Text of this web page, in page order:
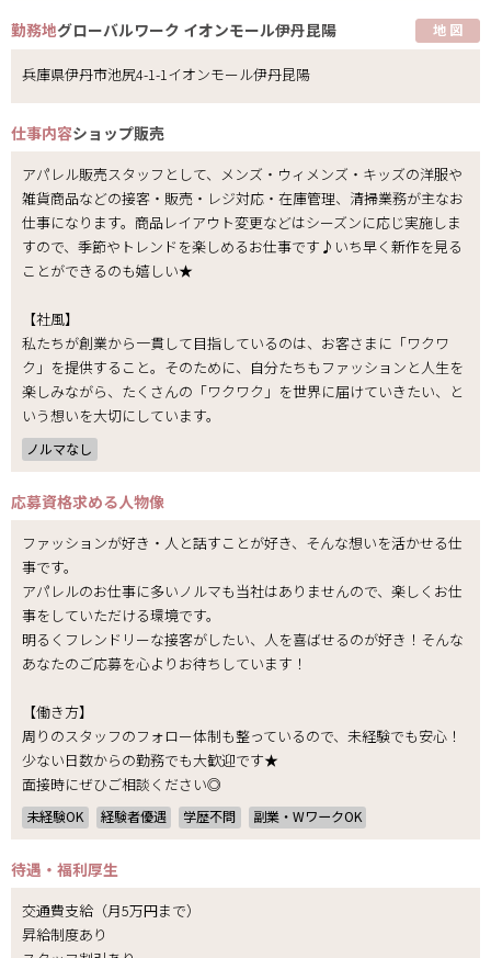
勤務地グローバルワーク イオンモール伊丹昆陽 地 図
兵庫県伊丹市池尻4-1-1イオンモール伊丹昆陽
仕事内容ショップ販売
アパレル販売スタッフとして、メンズ・ウィメンズ・キッズの洋服や
雑貨商品などの接客・販売・レジ対応・在庫管理、清掃業務が主なお
仕事になります。商品レイアウト変更などはシーズンに応じ実施しま
すので、季節やトレンドを楽しめるお仕事です♪いち早く新作を見る
ことができるのも嬉しい★
【社風】
私たちが創業から一貫して目指しているのは、お客さまに「ワクワ
ク」を提供すること。そのために、自分たちもファッションと人生を
楽しみながら、たくさんの「ワクワク」を世界に届けていきたい、と
いう想いを大切にしています。
ノルマなし
応募資格求める人物像
ファッションが好き・人と話すことが好き、そんな想いを活かせる仕
事です。
アパレルのお仕事に多いノルマも当社はありませんので、楽しくお仕
事をしていただける環境です。
明るくフレンドリーな接客がしたい、人を喜ばせるのが好き！そんな
あなたのご応募を心よりお待ちしています！
【働き方】
周りのスタッフのフォロー体制も整っているので、未経験でも安心！
少ない日数からの勤務でも大歓迎です★
面接時にぜひご相談ください◎
未経験OK 経験者優遇 学歴不問 副業・WワークOK
待遇・福利厚生
交通費支給（月5万円まで）
昇給制度あり